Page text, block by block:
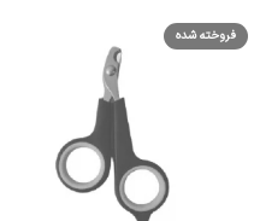
فروخته شده